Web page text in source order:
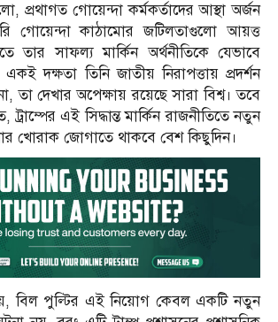
প্রথাগত গোয়েন্দা কর্মকর্তাদের আস্থা অর্জন
গোয়েন্দা কাঠামোর জটিলতাগুলো আয়ত্ত
তার সাফল্য মার্কিন অর্থনীতিকে যেভাবে
একই দক্ষতা তিনি জাতীয় নিরাপত্তায় প্রদর্শন
তা দেখার অপেক্ষায় রয়েছে সারা বিশ্ব। তবে
ট্রাম্পের এই সিদ্ধান্ত মার্কিন রাজনীতিতে নতুন
খোরাক জোগাতে থাকবে বেশ কিছুদিন।
বিল পুল্টির এই নিয়োগ কেবল একটি নতুন